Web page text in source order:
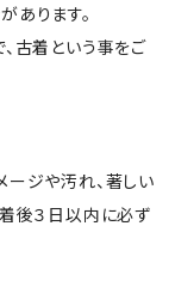
あります。
古着という事をご
ジや汚れ、著しい
後３日以内に必ず